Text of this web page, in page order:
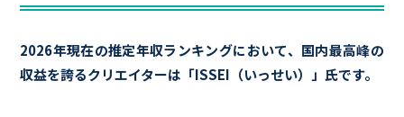
2026年現在の推定年収ランキングにおいて、国内最高峰の
収益を誇るクリエイターは「ISSEI（いっせい）」氏です。